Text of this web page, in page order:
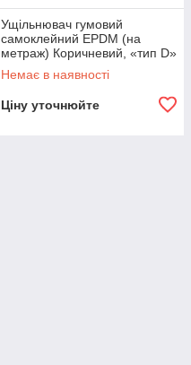
Ущільнювач гумовий
самоклейний EPDM (на
метраж) Коричневий, «тип D»
12×10 мм
Немає в наявності
Ціну уточнюйте